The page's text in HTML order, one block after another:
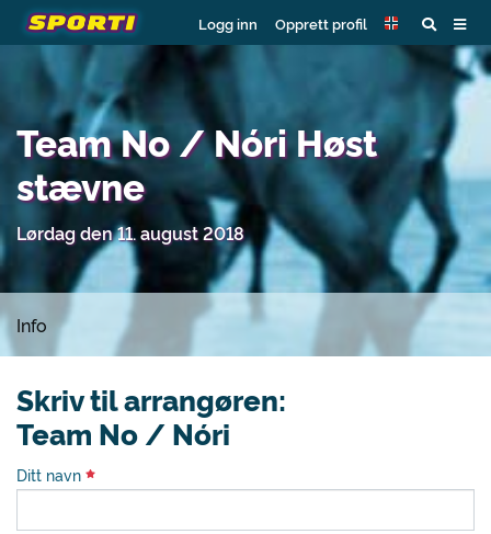
Logg inn Opprett profil
Team No / Nóri Høst
stævne
Lørdag den 11. august 2018
Info
Skriv til arrangøren:
Team No / Nóri
Ditt navn